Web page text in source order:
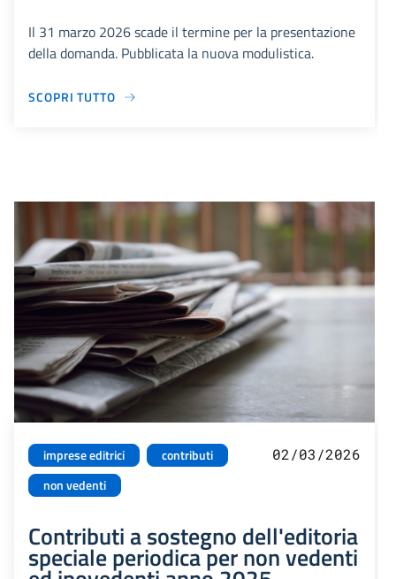
Il 31 marzo 2026 scade il termine per la presentazione
della domanda. Pubblicata la nuova modulistica.
SCOPRI TUTTO
imprese editrici
contributi
non vedenti
02/03/2026
Contributi a sostegno dell'editoria
speciale periodica per non vedenti